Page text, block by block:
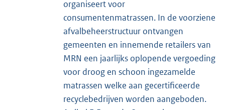
organiseert voor
consumentenmatrassen. In de voorziene
afvalbeheerstructuur ontvangen
gemeenten en innemende retailers van
MRN een jaarlijks oplopende vergoeding
voor droog en schoon ingezamelde
matrassen welke aan gecertificeerde
recyclebedrijven worden aangeboden.